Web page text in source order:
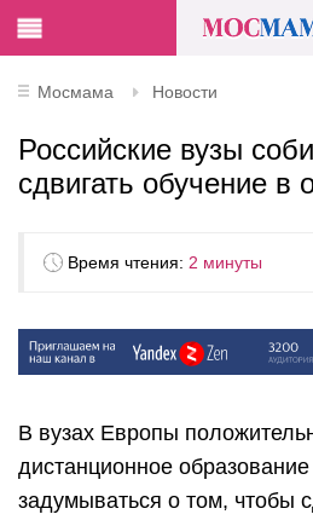
Мосмама Новости
Российские вузы
сдвигать обучение
Время чтения: 2 минуты
В вузах Европы
дистанционное
задумываться о том, чтобы